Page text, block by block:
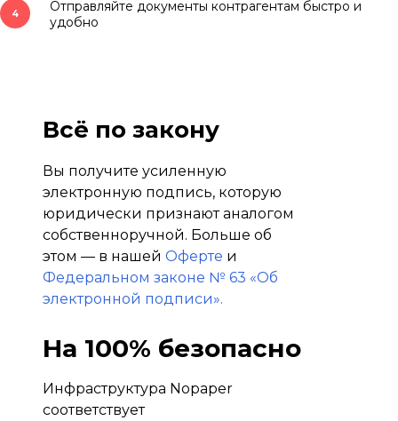
4
Отправляйте документы контрагентам быстро и
удобно
Инфраструктура Nopaper
соответствует
На 100% безопасно
Вы получите усиленную
электронную подпись, которую
юридически признают аналогом
собственноручной. Больше об
этом — в нашей Оферте и
Федеральном законе № 63 «Об
электронной подписи».
Всё по закону